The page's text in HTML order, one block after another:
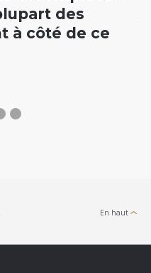
des
à côté de ce
En haut